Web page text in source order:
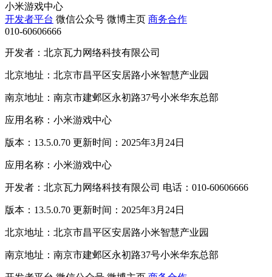
小米游戏中心
开发者平台 微信公众号 微博主页 商务合作
010-60606666
开发者：北京瓦力网络科技有限公司
北京地址：北京市昌平区安居路小米智慧产业园
南京地址：南京市建邺区永初路37号小米华东总部
应用名称：小米游戏中心
版本：13.5.0.70 更新时间：2025年3月24日
应用名称：小米游戏中心
开发者：北京瓦力网络科技有限公司 电话：010-60606666
版本：13.5.0.70 更新时间：2025年3月24日
北京地址：北京市昌平区安居路小米智慧产业园
南京地址：南京市建邺区永初路37号小米华东总部